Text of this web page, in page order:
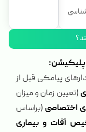
پیامکی قبل از
(تعیین زمان و میزان
اختصاصی (براساس
آفات و بیماری